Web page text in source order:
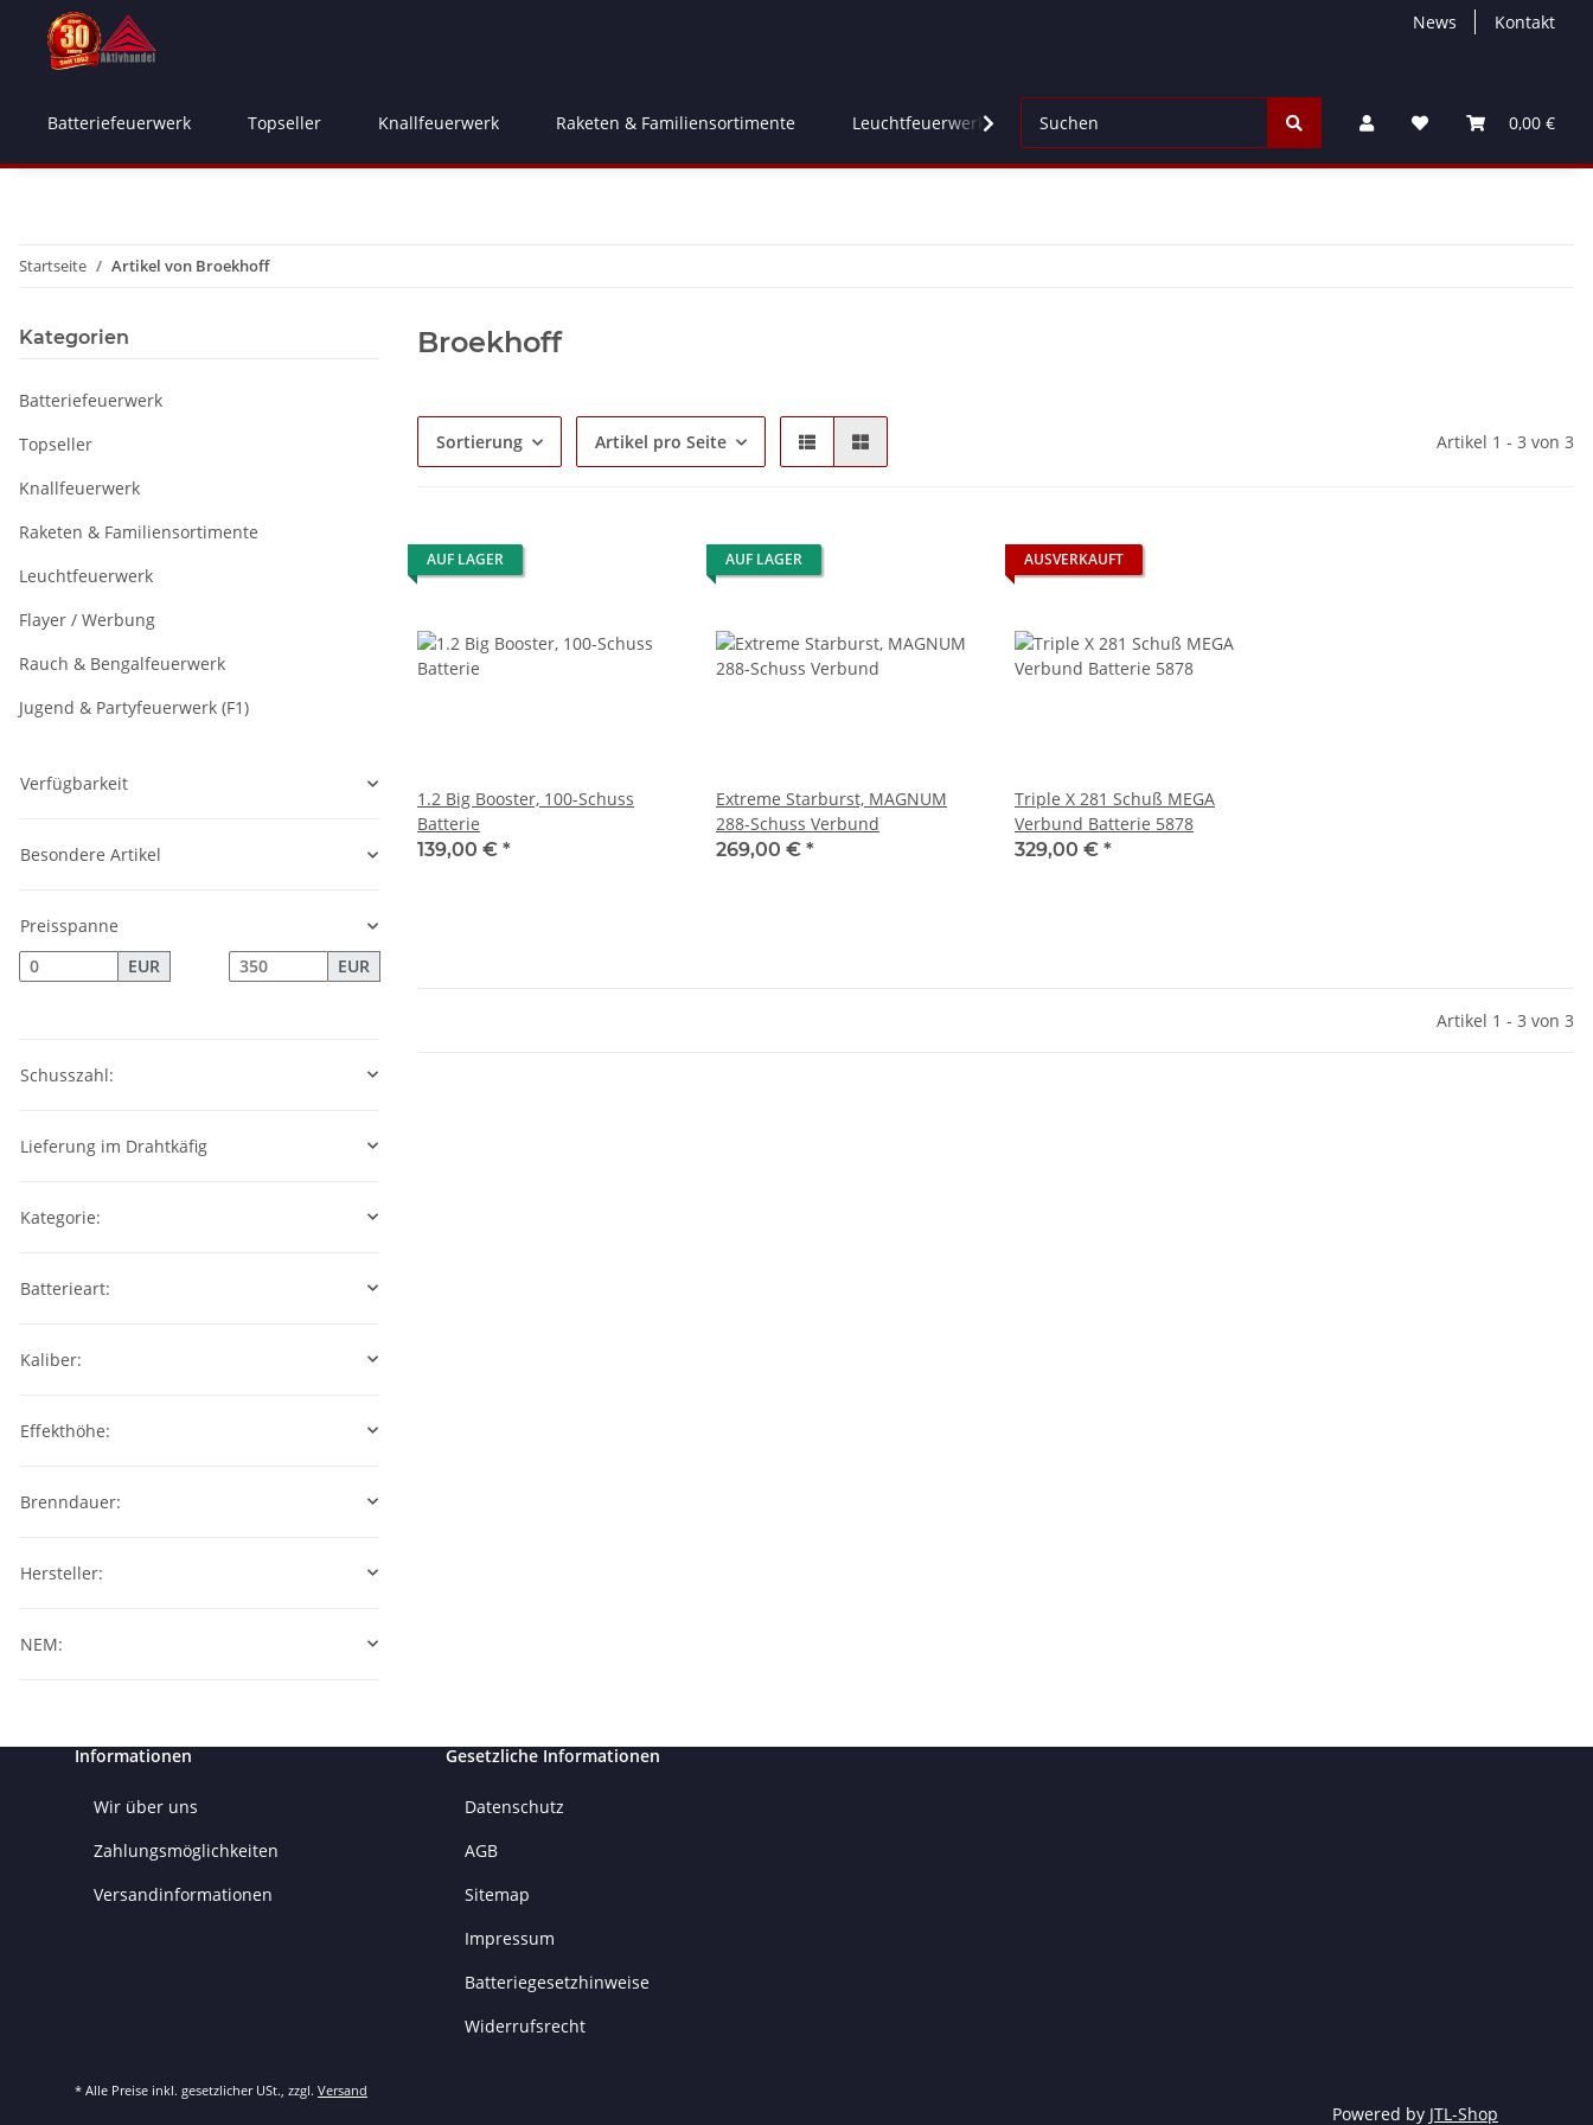
News Kontakt
0,00 €
Batteriefeuerwerk Topseller Knallfeuerwerk Raketen & Familiensortimente Leuchtfeuerwerk Flayer / Werbung Rauch & Bengalfeuerwerk Jugend &
Startseite Artikel von Broekhoff
Broekhoff
Sortierung Artikel pro Seite Artikel 1 - 3 von 3
AUF LAGER
1.2 Big Booster, 100-Schuss
Batterie
139,00 € *
AUF LAGER
Extreme Starburst, MAGNUM
288-Schuss Verbund
269,00 € *
AUSVERKAUFT
Triple X 281 Schuß MEGA
Verbund Batterie 5878
329,00 € *
Artikel 1 - 3 von 3
Kategorien
Batteriefeuerwerk
Topseller
Knallfeuerwerk
Raketen & Familiensortimente
Leuchtfeuerwerk
Flayer / Werbung
Rauch & Bengalfeuerwerk
Jugend & Partyfeuerwerk (F1)
Verfügbarkeit
Besondere Artikel
Preisspanne
EUR
EUR
Schusszahl:
Lieferung im Drahtkäfig
Kategorie:
Batterieart:
Kaliber:
Effekthöhe:
Brenndauer:
Hersteller:
NEM:
Informationen
Wir über uns
Zahlungsmöglichkeiten
Versandinformationen
Gesetzliche Informationen
Datenschutz
AGB
Sitemap
Impressum
Batteriegesetzhinweise
Widerrufsrecht
* Alle Preise inkl. gesetzlicher USt., zzgl. Versand
Powered by JTL-Shop